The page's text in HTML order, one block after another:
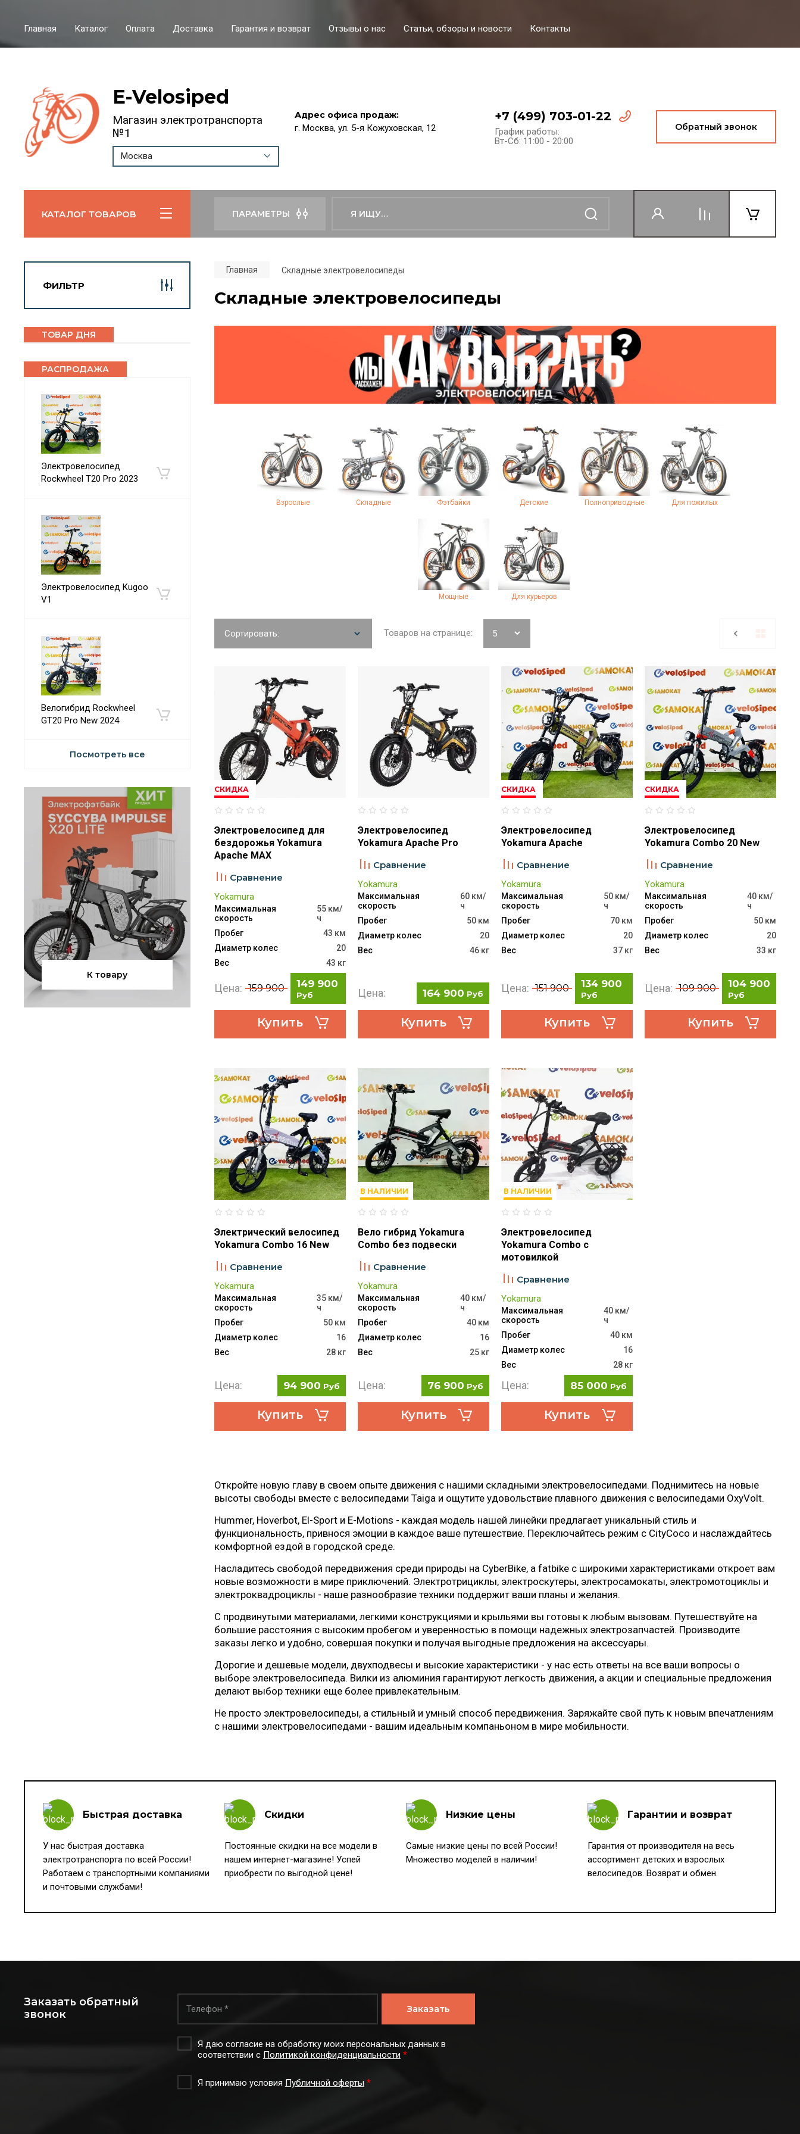
Главная Каталог Оплата Доставка Гарантия и возврат Отзывы о нас Статьи, обзоры и новости Контакты
E-Velosiped
Магазин электротранспорта
№1
Москва
Адрес офиса продаж:
г. Москва, ул. 5-я Кожуховская, 12
+7 (499) 703-01-22
График работы:
Вт-Сб: 11:00 - 20:00
Обратный звонок
КАТАЛОГ ТОВАРОВ ПАРАМЕТРЫ
ФИЛЬТР
ТОВАР ДНЯ
РАСПРОДАЖА
Электровелосипед
Rockwheel T20 Pro 2023
Электровелосипед Kugoo
V1
Велогибрид Rockwheel
GT20 Pro New 2024
Посмотреть все
К товару
Главная Складные электровелосипеды
Складные электровелосипеды
Взрослые Складные Фэтбайки Детские Полноприводные Для пожилых
Мощные Для курьеров
Сортировать: Товаров на странице:
СКИДКА
Электровелосипед для
бездорожья Yokamura
Apache MAX
Сравнение
Yokamura
Максимальная
скорость
55 км/
ч
Пробег
43 км
Диаметр колес
20
Вес
43 кг
Цена: 159 900 149 900
Руб
Купить
Электровелосипед
Yokamura Apache Pro
Сравнение
Yokamura
Максимальная
скорость
60 км/
ч
Пробег
50 км
Диаметр колес
20
Вес
46 кг
Цена: 164 900 Руб
Купить
СКИДКА
Электровелосипед
Yokamura Apache
Сравнение
Yokamura
Максимальная
скорость
50 км/
ч
Пробег
70 км
Диаметр колес
20
Вес
37 кг
Цена: 151 900 134 900
Руб
Купить
СКИДКА
Электровелосипед
Yokamura Combo 20 New
Сравнение
Yokamura
Максимальная
скорость
40 км/
ч
Пробег
50 км
Диаметр колес
20
Вес
33 кг
Цена: 109 900 104 900
Руб
Купить
Электрический велосипед
Yokamura Combo 16 New
Сравнение
Yokamura
Максимальная
скорость
35 км/
ч
Пробег
50 км
Диаметр колес
16
Вес
28 кг
Цена: 94 900 Руб
Купить
В НАЛИЧИИ
Вело гибрид Yokamura
Combo без подвески
Сравнение
Yokamura
Максимальная
скорость
40 км/
ч
Пробег
40 км
Диаметр колес
16
Вес
25 кг
Цена: 76 900 Руб
Купить
В НАЛИЧИИ
Электровелосипед
Yokamura Combo с
мотовилкой
Сравнение
Yokamura
Максимальная
скорость
40 км/
ч
Пробег
40 км
Диаметр колес
16
Вес
28 кг
Цена: 85 000 Руб
Купить
Откройте новую главу в своем опыте движения с нашими складными электровелосипедами. Поднимитесь на новые
высоты свободы вместе с велосипедами Taiga и ощутите удовольствие плавного движения с велосипедами OxyVolt.
Hummer, Hoverbot, El-Sport и E-Motions - каждая модель нашей линейки предлагает уникальный стиль и
функциональность, привнося эмоции в каждое ваше путешествие. Переключайтесь режим с CityCoco и наслаждайтесь
комфортной ездой в городской среде.
Насладитесь свободой передвижения среди природы на CyberBike, а fatbike с широкими характеристиками откроет вам
новые возможности в мире приключений. Электротрициклы, электроскутеры, электросамокаты, электромотоциклы и
электроквадроциклы - наше разнообразие техники поддержит ваши планы и желания.
С продвинутыми материалами, легкими конструкциями и крыльями вы готовы к любым вызовам. Путешествуйте на
большие расстояния с высоким пробегом и уверенностью в помощи надежных электрозапчастей. Производите
заказы легко и удобно, совершая покупки и получая выгодные предложения на аксессуары.
Дорогие и дешевые модели, двухподвесы и высокие характеристики - у нас есть ответы на все ваши вопросы о
выборе электровелосипеда. Вилки из алюминия гарантируют легкость движения, а акции и специальные предложения
делают выбор техники еще более привлекательным.
Не просто электровелосипеды, а стильный и умный способ передвижения. Заряжайте свой путь к новым впечатлениям
с нашими электровелосипедами - вашим идеальным компаньоном в мире мобильности.
Быстрая доставка
У нас быстрая доставка
электротранспорта по всей России!
Работаем с транспортными компаниями
и почтовыми службами!
Скидки
Постоянные скидки на все модели в
нашем интернет-магазине! Успей
приобрести по выгодной цене!
Низкие цены
Самые низкие цены по всей России!
Множество моделей в наличии!
Гарантии и возврат
Гарантия от производителя на весь
ассортимент детских и взрослых
велосипедов. Возврат и обмен.
Заказать обратный
звонок
Я даю согласие на обработку моих персональных данных в
соответствии с Политикой конфиденциальности *
Я принимаю условия Публичной оферты *
Заказать